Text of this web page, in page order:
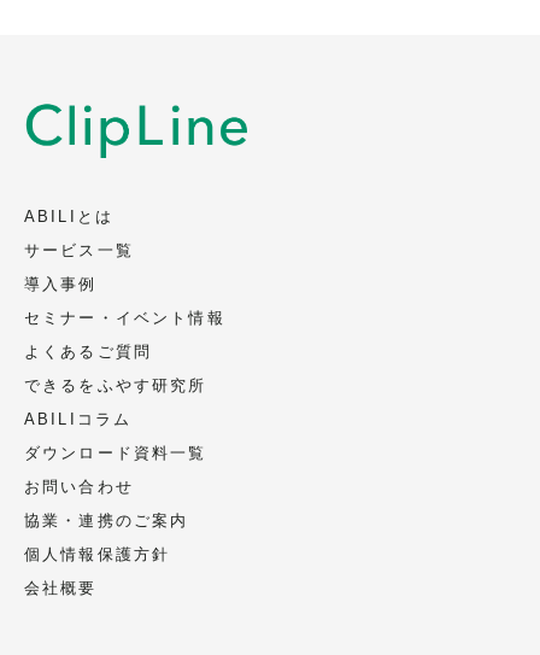
ABILIとは
サービス一覧
導入事例
セミナー・イベント情報
よくあるご質問
できるをふやす研究所
ABILIコラム
ダウンロード資料一覧
お問い合わせ
協業・連携のご案内
個人情報保護方針
会社概要